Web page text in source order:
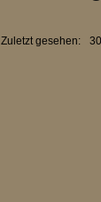
Zuletzt gesehen: